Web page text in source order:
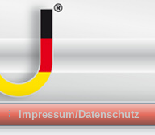
Impressum/Datenschutz